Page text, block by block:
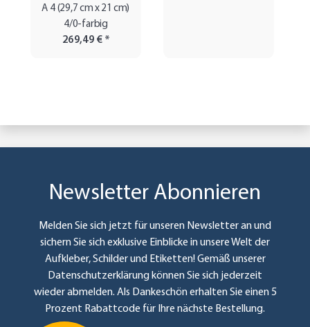
A 4 (29,7 cm x 21 cm)
4/0-farbig
269,49 € *
Newsletter Abonnieren
Melden Sie sich jetzt für unseren Newsletter an und
sichern Sie sich exklusive Einblicke in unsere Welt der
Aufkleber, Schilder und Etiketten! Gemäß unserer
Datenschutzerklärungkönnen Sie sich jederzeit
wieder abmelden. Als Dankeschön erhalten Sie einen 5
Prozent Rabattcode für Ihre nächste Bestellung.